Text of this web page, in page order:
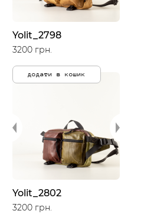
Yolit_2798
3200 грн.
додати в кошик
Yolit_2802
3200 грн.